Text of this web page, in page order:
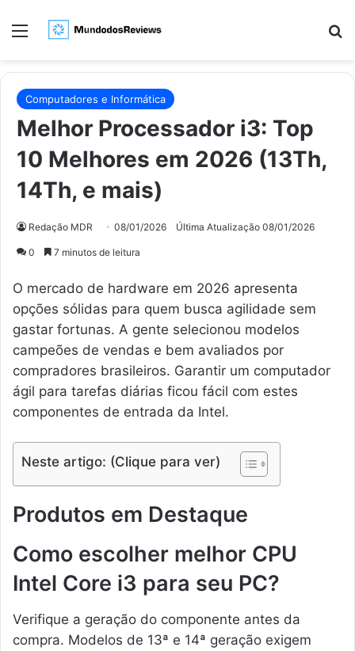
Menu
Computadores e Informática
Melhor Processador i3: Top
10 Melhores em 2026 (13Th,
14Th, e mais)
Redação MDR 08/01/2026 Última Atualização 08/01/2026
0 7 minutos de leitura
O mercado de hardware em 2026 apresenta
opções sólidas para quem busca agilidade sem
gastar fortunas. A gente selecionou modelos
campeões de vendas e bem avaliados por
compradores brasileiros. Garantir um computador
ágil para tarefas diárias ficou fácil com estes
componentes de entrada da Intel.
Neste artigo: (Clique para ver)
Produtos em Destaque
Como escolher melhor CPU
Intel Core i3 para seu PC?
Verifique a geração do componente antes da
compra. Modelos de 13ª e 14ª geração exigem